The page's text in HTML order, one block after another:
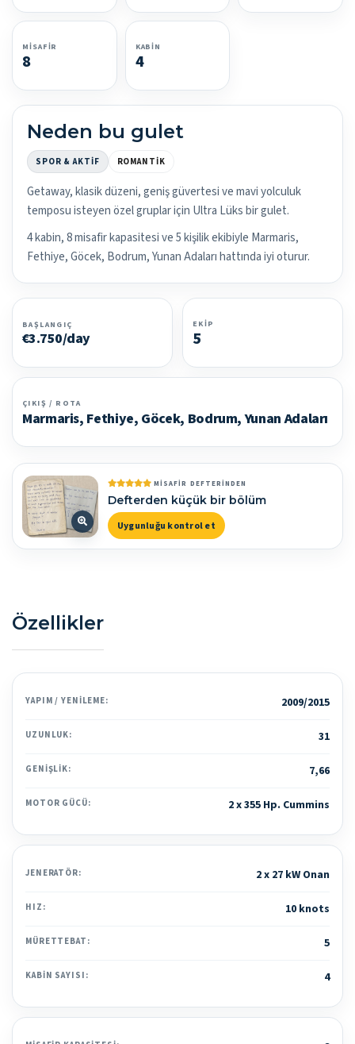
MISAFIR
8
KABIN
4
Neden bu gulet
SPOR & AKTIF ROMANTIK
Getaway, klasik düzeni, geniş güvertesi ve mavi yolculuk
temposu isteyen özel gruplar için Ultra Lüks bir gulet.
4 kabin, 8 misafir kapasitesi ve 5 kişilik ekibiyle Marmaris,
Fethiye, Göcek, Bodrum, Yunan Adaları hattında iyi oturur.
BAŞLANGIÇ
€3.750/day
EKIP
5
ÇIKIŞ / ROTA
Marmaris, Fethiye, Göcek, Bodrum, Yunan Adaları
MISAFIR DEFTERINDEN
Defterden küçük bir bölüm
Uygunluğu kontrol et
Özellikler
YAPIM / YENILEME: 2009/2015
UZUNLUK: 31
GENIŞLIK: 7,66
MOTOR GÜCÜ: 2 x 355 Hp. Cummins
JENERATÖR: 2 x 27 kW Onan
HIZ: 10 knots
MÜRETTEBAT: 5
KABIN SAYISI: 4